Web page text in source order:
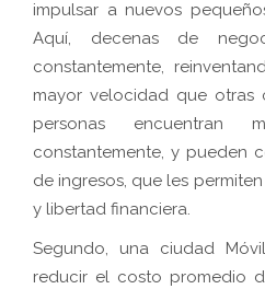
impulsar a nuevos
Aquí, decenas de
constantemente,
mayor velocidad que otras
personas encuentran
constantemente, y pueden
de ingresos, que les
y libertad financiera.
Segundo, una ciudad
reducir el costo promedio